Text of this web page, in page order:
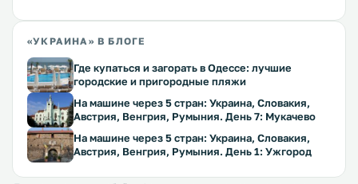
«УКРАИНА» В БЛОГЕ
Где купаться и загорать в Одессе: лучшие
городские и пригородные пляжи
На машине через 5 стран: Украина, Словакия,
Австрия, Венгрия, Румыния. День 7: Мукачево
На машине через 5 стран: Украина, Словакия,
Австрия, Венгрия, Румыния. День 1: Ужгород